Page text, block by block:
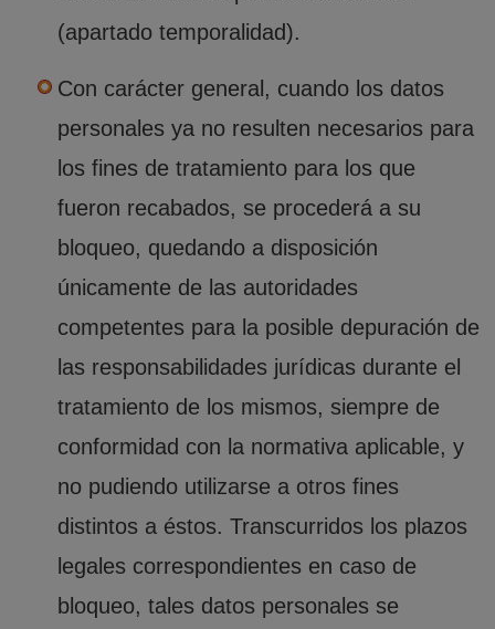
(apartado temporalidad).
Con carácter general, cuando los datos
personales ya no resulten necesarios para
los fines de tratamiento para los que
fueron recabados, se procederá a su
bloqueo, quedando a disposición
únicamente de las autoridades
competentes para la posible depuración de
las responsabilidades jurídicas durante el
tratamiento de los mismos, siempre de
conformidad con la normativa aplicable, y
no pudiendo utilizarse a otros fines
distintos a éstos. Transcurridos los plazos
legales correspondientes en caso de
bloqueo, tales datos personales se